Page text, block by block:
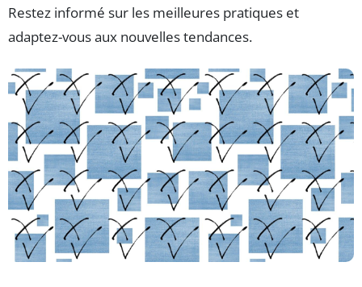
Restez informé sur les meilleures pratiques et
adaptez-vous aux nouvelles tendances.